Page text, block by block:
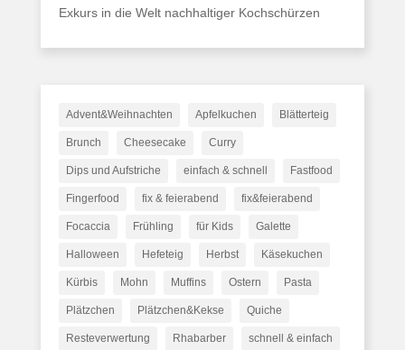
Exkurs in die Welt nachhaltiger Kochschürzen
Advent&Weihnachten Apfelkuchen Blätterteig
Brunch Cheesecake Curry
Dips und Aufstriche einfach & schnell Fastfood
Fingerfood fix & feierabend fix&feierabend
Focaccia Frühling für Kids Galette
Halloween Hefeteig Herbst Käsekuchen
Kürbis Mohn Muffins Ostern Pasta
Plätzchen Plätzchen&Kekse Quiche
Resteverwertung Rhabarber schnell & einfach